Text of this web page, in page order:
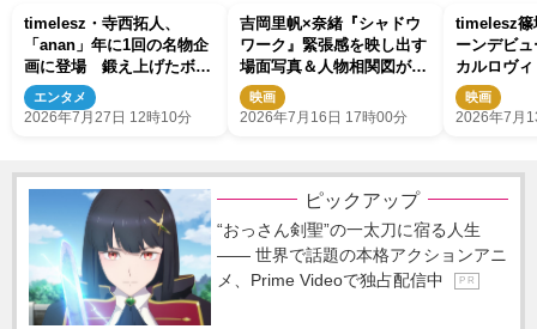
timelesz・寺西拓人、
「anan」年に1回の名物企
画に登場 鍛え上げたボデ
ィで“官能の瞬間”を表現
エンタメ
2026年7月27日 12時10分
吉岡里帆×奈緒『シャドウ
ワーク』緊張感を映し出す
場面写真＆人物相関図が解
禁映画
2026年7月16日 17時00分
timelesz篠
ーンデビ
カルロヴ
画祭プロ
特別賞受賞
映画
2026年7月
ピックアップ
“おっさん剣聖”の一太刀に宿る人生
―― 世界で話題の本格アクションアニ
メ、Prime Videoで独占配信中
P R